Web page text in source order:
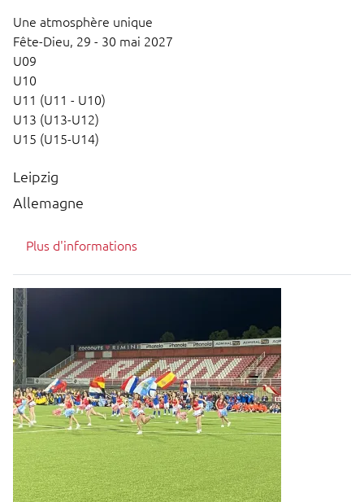
Une atmosphère unique
Fête-Dieu, 29 - 30 mai 2027
U09
U10
U11 (U11 - U10)
U13 (U13-U12)
U15 (U15-U14)
Leipzig
Allemagne
Plus d'informations